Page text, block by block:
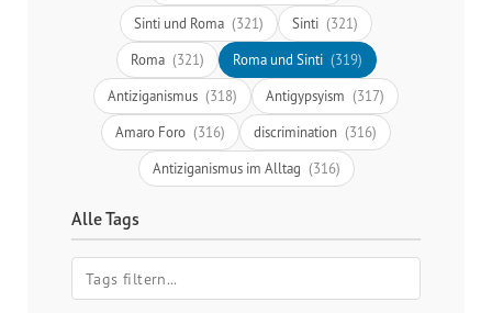
Sinti und Roma (321) Sinti (321)
Roma (321) Roma und Sinti (319)
Antiziganismus (318) Antigypsyism (317)
Amaro Foro (316) discrimination (316)
Antiziganismus im Alltag (316)
Alle Tags